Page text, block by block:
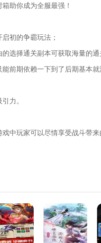
助你成为全服最强！
初的争霸玩法；
选择通关副本可获取海量的通
前期依赖一下到了后期基本
力。
中玩家可以尽情享受战斗带来